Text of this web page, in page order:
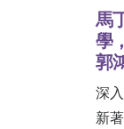
馬
學
郭
深
新